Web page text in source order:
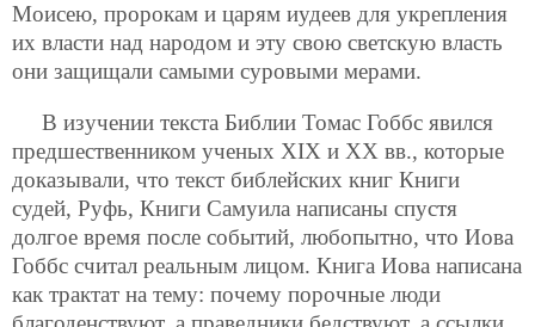
Моисею, пророкам и царям иудеев для укрепления
их власти над народом и эту свою светскую власть
они защищали самыми суровыми мерами.
В изучении текста Библии Томас Гоббс явился
предшественником ученых XIX и ХХ вв., которые
доказывали, что текст библейских книг Книги
судей, Руфь, Книги Самуила написаны спустя
долгое время после событий, любопытно, что Иова
Гоббс считал реальным лицом. Книга Иова написана
как трактат на тему: почему порочные люди